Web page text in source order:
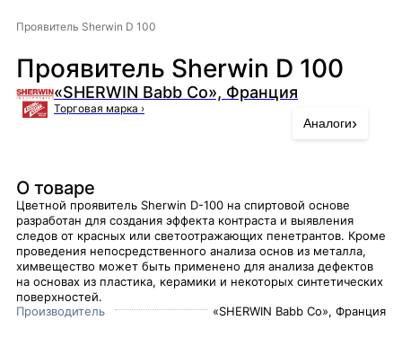
Проявитель Sherwin D 100
Проявитель Sherwin D 100
«SHERWIN Babb Co», Франция
Торговая марка ›
Аналоги›
О товаре
Цветной проявитель Sherwin D-100 на спиртовой основе
разработан для создания эффекта контраста и выявления
следов от красных или светоотражающих пенетрантов. Кроме
проведения непосредственного анализа основ из металла,
химвещество может быть применено для анализа дефектов
на основах из пластика, керамики и некоторых синтетических
поверхностей.
Производитель
«SHERWIN Babb Co», Франция